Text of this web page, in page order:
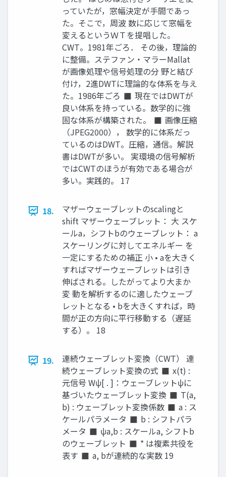
っていたが，窓幅決定が手間であっ
た。そこで，周波 数に応じて窓幅を
変えるというＷＴを提唱した。
CWT。1981年ごろ． その後，理論的
に整備。ステファン・マラーMallat
が画像処理や信号処理の分 野と結び
付け，2進DWTに理論的な体系を与え
た。1986年ごろ ◼ 現在ではDWTが
良い体系を持っている。数学的に強
固な体系が構築された。 ◼ 画像圧縮
（JPEG2000）， 数学的に体系だっ
ているのはDWT。圧縮，通信。解説
書はDWTが多い。 実環境の信号解析
ではCWTのほうが有効である場合が
多い。実践的。 17
18.
マザーウェーブレットのscalingと
shift マザーウェーブレット： 大 スケ
ールa，シフトbのウェーブレット： a
スケーリングに対してエネルギー を
一定にするための補正 小 • aを大きく
すればマザーウェーブレットは引き
伸ばされる。したがってより大まか
変 動を解析するのに適したウェーブ
レットとなる • bを大きくすれば，時
間が正の方向に平行移動する（遅延
する）。 18
19.
連続ウェーブレット変換（CWT） 連
続ウェーブレット変換の式 ◼ x(t) :
元信号 Wψ[ . ]：ウェーブレットψに
基づいたウェーブレット変換 ◼ T(a,
b) : ウェーブレット変換係数 ◼ a : ス
ケールパラメータ ◼ b : シフトパラ
メータ ◼ ψa,b : スケールa, シフトb
のウェーブレット ◼ * は複素共役を
表す ◼ a, bが連続的な実数 19